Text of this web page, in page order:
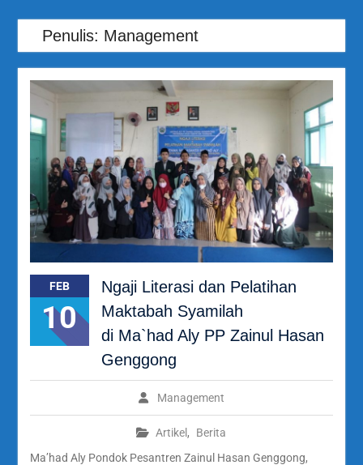
Penulis: Management
FEB
10
Ngaji Literasi dan Pelatihan
Maktabah Syamilah
di Ma`had Aly PP Zainul Hasan
Genggong
Management
Artikel ,
Berita
Ma’had Aly Pondok Pesantren Zainul Hasan Genggong,